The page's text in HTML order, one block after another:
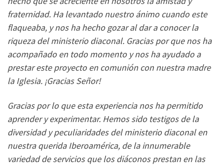
fraternidad. Ha levantado nuestro ánimo cuando este
flaqueaba, y nos ha hecho gozar al dar a conocer la
riqueza del ministerio diaconal. Gracias por que nos ha
acompañado en todo momento y nos ha ayudado a
prestar este proyecto en comunión con nuestra madre
la Iglesia. ¡Gracias Señor!
Gracias por lo que esta experiencia nos ha permitido
aprender y experimentar. Hemos sido testigos de la
diversidad y peculiaridades del ministerio diaconal en
nuestra querida Iberoamérica, de la innumerable
variedad de servicios que los diáconos prestan en las